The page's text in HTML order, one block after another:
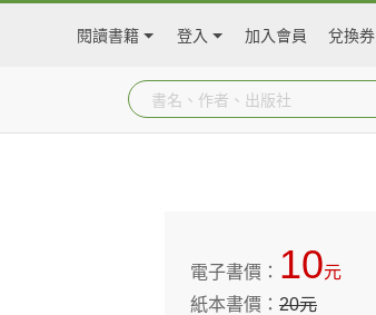
閱讀書籍 登入 加入會員 兌換券
電子書價： 10元
紙本書價：20元